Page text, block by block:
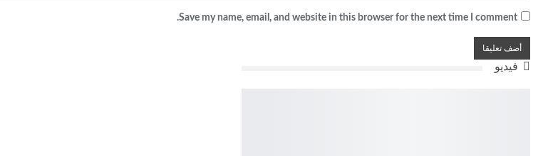
Save my name, email, and website in this browser for the next time I comment.
فيديو